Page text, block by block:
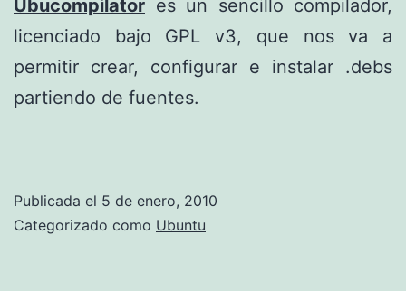
Ubucompilator es un sencillo compilador,
licenciado bajo GPL v3, que nos va a
permitir crear, configurar e instalar .debs
partiendo de fuentes.
Publicada el 5 de enero, 2010
Categorizado como Ubuntu